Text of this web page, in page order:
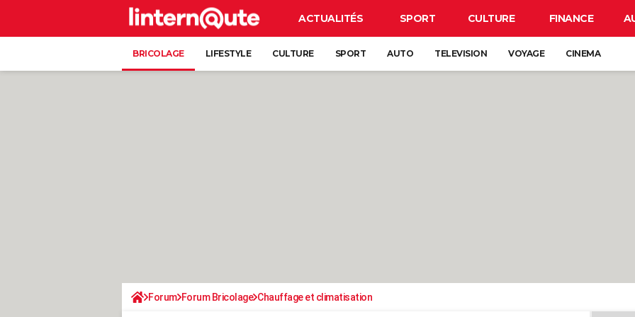
ACTUALITÉS SPORT CULTURE FINANCE
BRICOLAGE LIFESTYLE CULTURE SPORT AUTO TELEVISION VOYAGE CINEMA
Forum Forum Bricolage Chauffage et climatisation